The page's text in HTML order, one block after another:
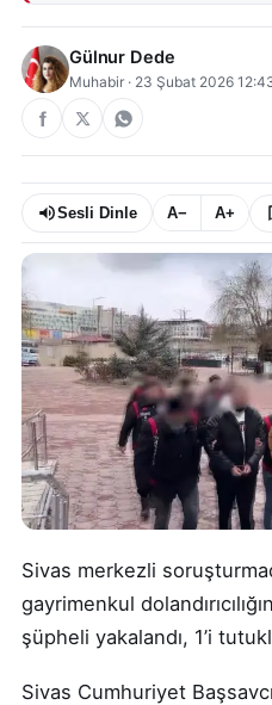
Gülnur Dede
Muhabir · 23 Şubat 2026
Sesli Dinle A− A+
Sivas merkezli
gayrimenkul
şüpheli yakalandı, 1’i
Sivas Cumhuriyet